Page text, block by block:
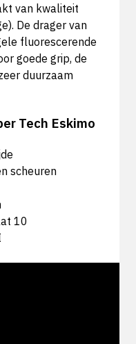
van kwaliteit
De drager van
fluorescerende
goede grip, de
duurzaam
Tech Eskimo
scheuren
10